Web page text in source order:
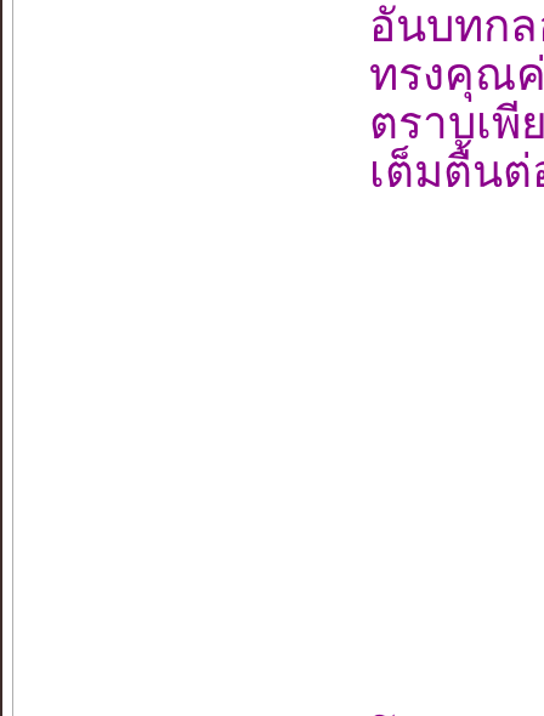
อันบทก
ทรงคุณ
ตราบเพี
เต็มตื้นต่